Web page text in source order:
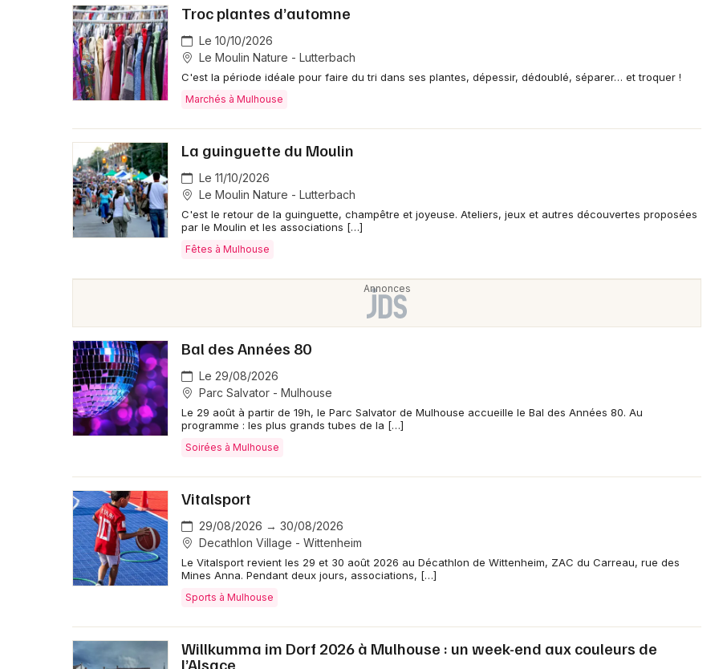
Troc plantes d’automne
Le 10/10/2026
Le Moulin Nature - Lutterbach
C'est la période idéale pour faire du tri dans ses plantes, dépessir, dédoublé, séparer… et troquer !
Marchés à Mulhouse
La guinguette du Moulin
Le 11/10/2026
Le Moulin Nature - Lutterbach
C'est le retour de la guinguette, champêtre et joyeuse. Ateliers, jeux et autres découvertes proposées
par le Moulin et les associations […]
Fêtes à Mulhouse
Bal des Années 80
Le 29/08/2026
Parc Salvator - Mulhouse
Le 29 août à partir de 19h, le Parc Salvator de Mulhouse accueille le Bal des Années 80. Au
programme : les plus grands tubes de la […]
Soirées à Mulhouse
Vitalsport
29/08/2026 → 30/08/2026
Decathlon Village - Wittenheim
Le Vitalsport revient les 29 et 30 août 2026 au Décathlon de Wittenheim, ZAC du Carreau, rue des
Mines Anna. Pendant deux jours, associations, […]
Sports à Mulhouse
Willkumma im Dorf 2026 à Mulhouse : un week-end aux couleurs de
l’Alsace